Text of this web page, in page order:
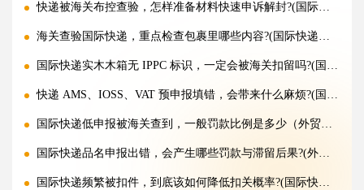
快递被海关布控查验，怎样准备材料快速申诉解封?(国际快递干货知识分享)
海关查验国际快递，重点检查包裹里哪些内容?(国际快递干货知识分享)
国际快递实木木箱无 IPPC 标识，一定会被海关扣留吗?(国际快递干货知识分享)
快递 AMS、IOSS、VAT 预申报填错，会带来什么麻烦?(国际快递干货知识分享)
国际快递低申报被海关查到，一般罚款比例是多少（外贸人请注意）
国际快递品名申报出错，会产生哪些罚款与滞留后果?(外贸人请注意)
国际快递频繁被扣件，到底该如何降低扣关概率?(国际快递干货知识分享)